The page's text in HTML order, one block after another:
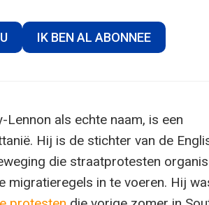
IK BEN AL ABONNEE
Lennon als echte naam, is een
Hij is de stichter van de
die straatprotesten
migratieregels in te voeren. Hij